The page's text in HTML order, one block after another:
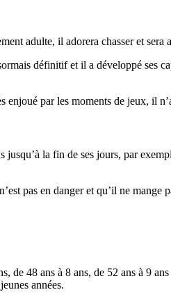
adulte, il adorera chasser et
définitif et il a développé ses
par les moments de jeux, il
la fin de ses jours, par
pas en danger et qu’il ne
48 ans à 8 ans, de 52 ans à 9
années.